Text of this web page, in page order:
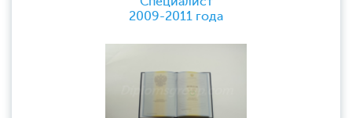
Специалист
2009-2011 года